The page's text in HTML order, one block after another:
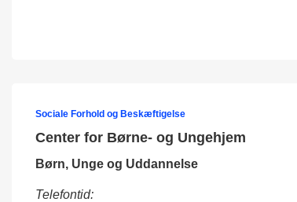
Sociale Forhold og Beskæftigelse
Center for Børne- og Ungehjem
Børn, Unge og Uddannelse
Telefontid: